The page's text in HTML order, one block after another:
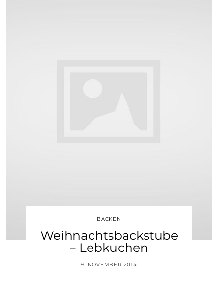
BACKEN
Weihnachtsbackstube
– Lebkuchen
9. NOVEMBER 2014